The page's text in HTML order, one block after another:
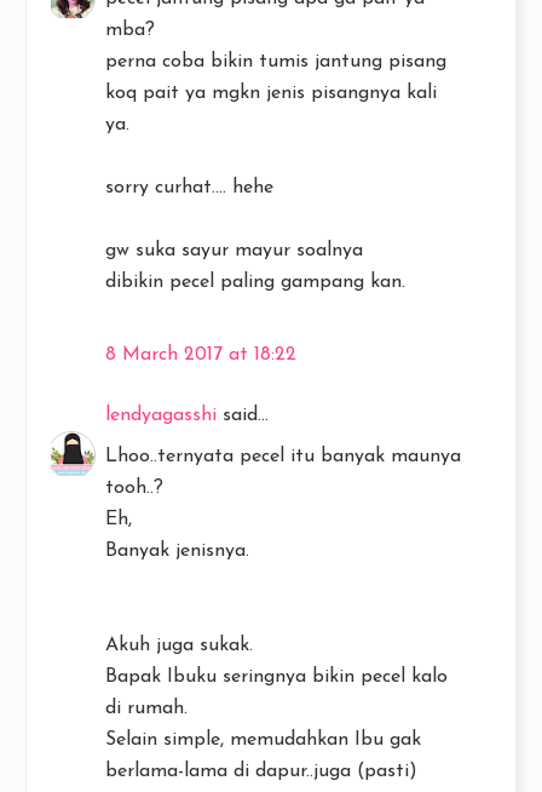
mba?
perna coba bikin tumis jantung pisang
koq pait ya mgkn jenis pisangnya kali
ya.
sorry curhat.... hehe
gw suka sayur mayur soalnya
dibikin pecel paling gampang kan.
8 March 2017 at 18:22
lendyagasshi said...
Lhoo..ternyata pecel itu banyak maunya
tooh..?
Eh,
Banyak jenisnya.
Akuh juga sukak.
Bapak Ibuku seringnya bikin pecel kalo
di rumah.
Selain simple, memudahkan Ibu gak
berlama-lama di dapur..juga (pasti)